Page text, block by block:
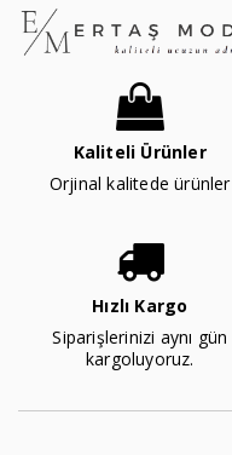
Kaliteli Ürünler
Orjinal kalitede ürünler
Hızlı Kargo
Siparişlerinizi aynı gün
kargoluyoruz.